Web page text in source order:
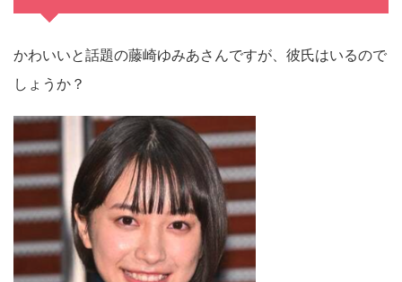
かわいいと話題の藤崎ゆみあさんですが、彼氏はいるので
しょうか？